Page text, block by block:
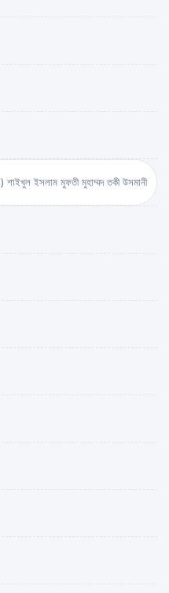
(شيخ الاسلام مفتي محمد تقي عثماني) শাইখুল ইসলাম মুফতী মুহাম্মদ তকী উসমানী